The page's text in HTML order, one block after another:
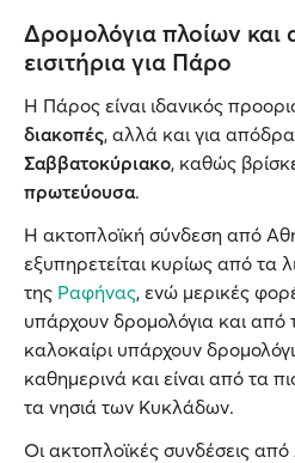
Δρομολόγια πλοίων και
εισιτήρια για Πάρο
Η Πάρος είναι ιδανικός
διακοπές, αλλά και για
Σαββατοκύριακο, καθώς
πρωτεύουσα.
Η ακτοπλοϊκή σύνδεση από
εξυπηρετείται κυρίως από τα
της Ραφήνας, ενώ μερικές
υπάρχουν δρομολόγια και από
καλοκαίρι υπάρχουν
καθημερινά και είναι από τα
τα νησιά των Κυκλάδων.
Οι ακτοπλοϊκές συνδέσεις